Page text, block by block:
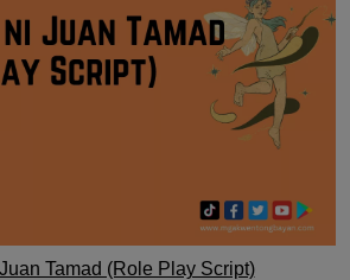
Tamad (Role Play Script)